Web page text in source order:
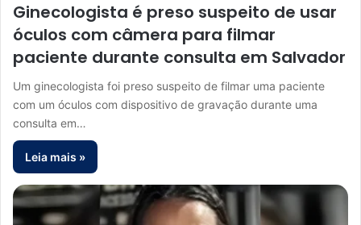
Ginecologista é preso suspeito de usar
óculos com câmera para filmar
paciente durante consulta em Salvador
Um ginecologista foi preso suspeito de filmar uma paciente
com um óculos com dispositivo de gravação durante uma
consulta em…
Leia mais »